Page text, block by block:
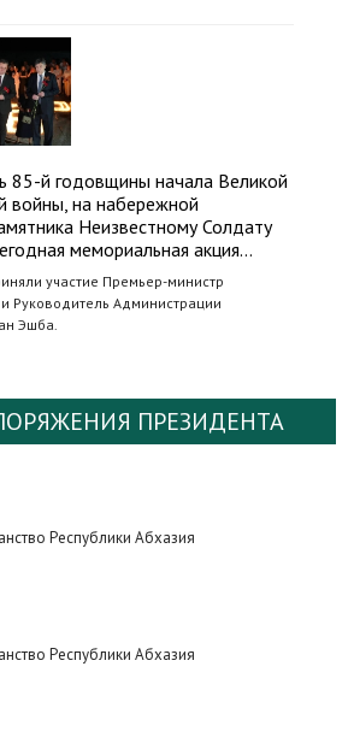
85-й годовщины начала Великой
войны, на набережной
Неизвестному Солдату
мемориальная акция…
участие Премьер-министр
Руководитель Администрации
Эшба.
ПРЕЗИДЕНТА
Республики Абхазия
Республики Абхазия